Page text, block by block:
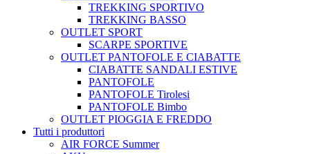
TREKKING SPORTIVO
TREKKING BASSO
OUTLET SPORT
SCARPE SPORTIVE
OUTLET PANTOFOLE E CIABATTE
CIABATTE SANDALI ESTIVE
PANTOFOLE
PANTOFOLE Tirolesi
PANTOFOLE Bimbo
OUTLET PIOGGIA E FREDDO
Tutti i produttori
AIR FORCE Summer